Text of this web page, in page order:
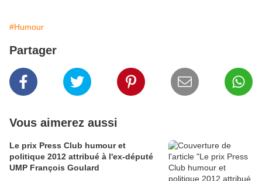
#Humour
Partager
Vous aimerez aussi
Le prix Press Club humour et
politique 2012 attribué à l'ex-député
UMP François Goulard